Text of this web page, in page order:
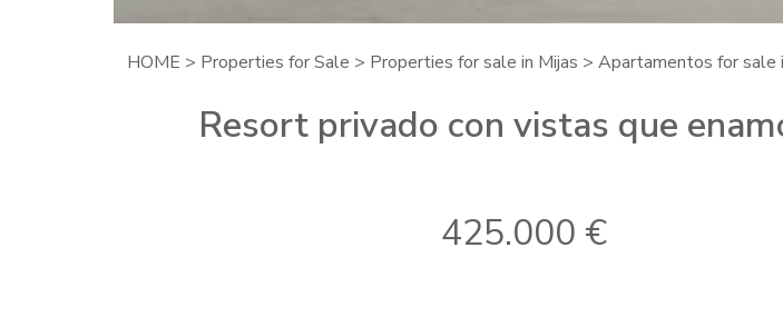
HOME > Properties for Sale > Properties for sale in Mijas > Apartamentos for sale
Resort privado con vistas que
425.000 €